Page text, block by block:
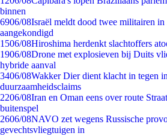
binnen
6906/08Israël meldt dood twee militairen
aangekondigd
1506/08Hiroshima herdenkt slachtoffers
1906/08Drone met explosieven bij Duits
hybride aanval
3406/08Wakker Dier dient klacht in tegen
duurzaamheidsclaims
2206/08Iran en Oman eens over route
buitenspel
2606/08NAVO zet wegens Russische
gevechtsvliegtuigen in